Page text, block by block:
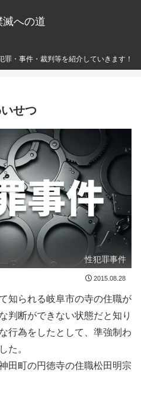
滅への道
・事件・裁判等を紹介していきます！
せつ
性犯罪事件
2015.08.28
知られる岐阜市の寺の住職が
判断ができない状態だと知り
行為をしたとして、準強制わ
た。
田町の円徳寺の住職松田明宗